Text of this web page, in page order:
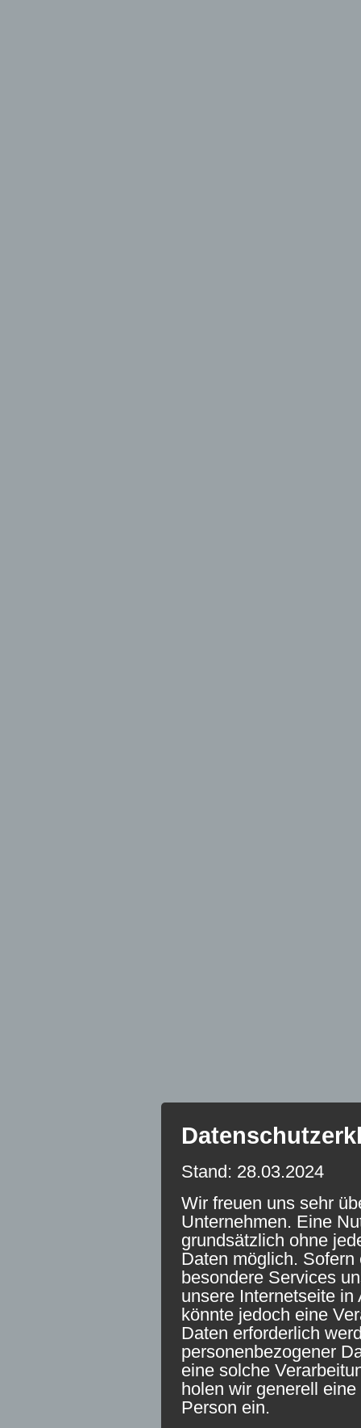
Stand: 28.03.2024
Wir freuen uns sehr
Unternehmen. Eine
grundsätzlich ohne
Daten möglich.
besondere Services
unsere Internetseite
könnte jedoch eine
Daten erforderlich
personenbezogener
eine solche
holen wir generell
Person ein.